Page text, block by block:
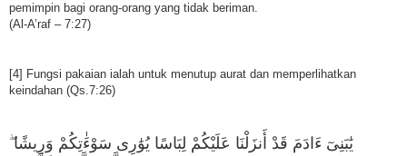
pemimpin bagi orang-orang yang tidak beriman.
(Al-A’raf – 7:27)
[4] Fungsi pakaian ialah untuk menutup aurat dan memperlihatkan
keindahan (Qs.7:26)
ﻳَٰﺒَﻨِﻰٓ ءَاﺩَﻡَ ﻗَﺪْ ﺃَﻧﺰَﻟْﻨَﺎ ﻋَﻠَﻴْﻜُﻢْ ﻟِﺒَﺎﺳًﺎ ﻳُﻮَٰﺭِﻯ ﺳَﻮْءَٰﺗِﻜُﻢْ ﻭَﺭِﻳﺸًﺎ ۖ